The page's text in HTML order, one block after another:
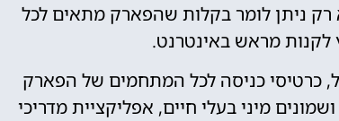
ניתן לומר בקלות שהפארק מתאים לכל
לקנות מראש באינטרנט.
כרטיסי כניסה לכל המתחמים של הפארק
מיני בעלי חיים, אפליקציית מדריכי